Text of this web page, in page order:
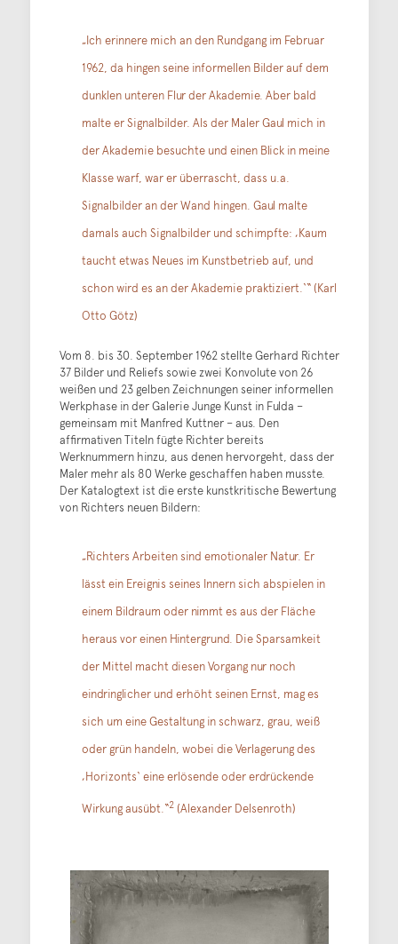
„Ich erinnere mich an den Rundgang im Februar
1962, da hingen seine informellen Bilder auf dem
dunklen unteren Flur der Akademie. Aber bald
malte er Signalbilder. Als der Maler Gaul mich in
der Akademie besuchte und einen Blick in meine
Klasse warf, war er überrascht, dass u.a.
Signalbilder an der Wand hingen. Gaul malte
damals auch Signalbilder und schimpfte: ‚Kaum
taucht etwas Neues im Kunstbetrieb auf, und
schon wird es an der Akademie praktiziert.‘“ (Karl
Otto Götz)
Vom 8. bis 30. September 1962 stellte Gerhard Richter
37 Bilder und Reliefs sowie zwei Konvolute von 26
weißen und 23 gelben Zeichnungen seiner informellen
Werkphase in der Galerie Junge Kunst in Fulda –
gemeinsam mit Manfred Kuttner – aus. Den
affirmativen Titeln fügte Richter bereits
Werknummern hinzu, aus denen hervorgeht, dass der
Maler mehr als 80 Werke geschaffen haben musste.
Der Katalogtext ist die erste kunstkritische Bewertung
von Richters neuen Bildern:
„Richters Arbeiten sind emotionaler Natur. Er
lässt ein Ereignis seines Innern sich abspielen in
einem Bildraum oder nimmt es aus der Fläche
heraus vor einen Hintergrund. Die Sparsamkeit
der Mittel macht diesen Vorgang nur noch
eindringlicher und erhöht seinen Ernst, mag es
sich um eine Gestaltung in schwarz, grau, weiß
oder grün handeln, wobei die Verlagerung des
‚Horizonts‘ eine erlösende oder erdrückende
Wirkung ausübt.“2(Alexander Delsenroth)